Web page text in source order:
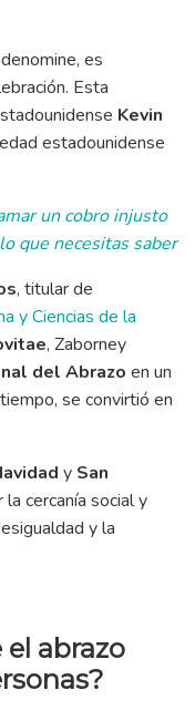
es
Esta
Kevin
estadounidense
un cobro injusto
que necesitas saber
, titular de
y Ciencias de la
, Zaborney
del Abrazo en un
se convirtió en
y San
cercanía social y
y la
abrazo